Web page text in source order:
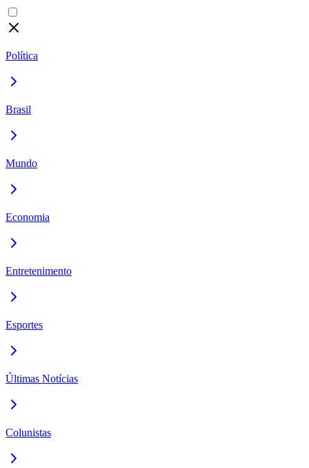
Política
Brasil
Mundo
Economia
Entretenimento
Esportes
Últimas Notícias
Colunistas